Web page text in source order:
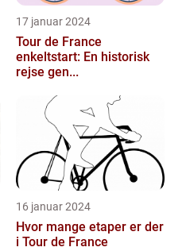
17 januar 2024
Tour de France
enkeltstart: En historisk
rejse gen...
16 januar 2024
Hvor mange etaper er der
i Tour de France